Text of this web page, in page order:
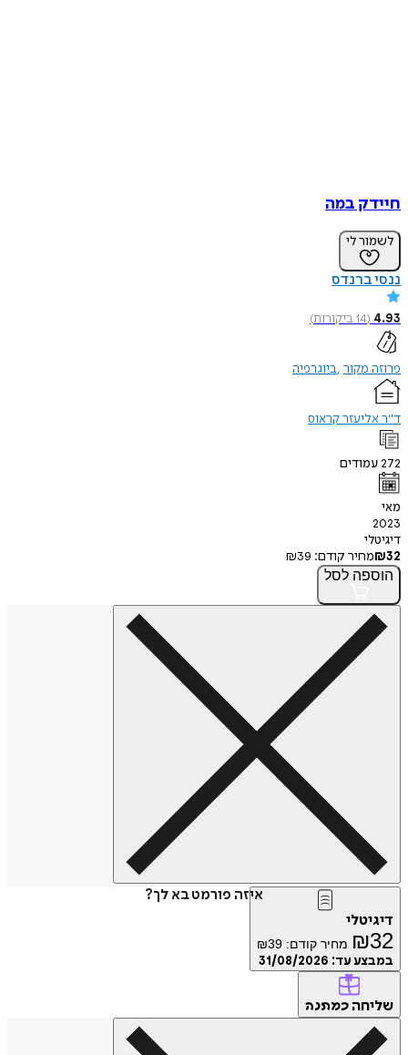
חיידק במה
לשמור לי
ננסי ברנדס
4.93
(
14ביקורות)
פרוזה מקור ביוגרפיה
ד"ר אליעזר קראוס
272עמודים
מאי
2023
דיגיטלי
₪32 מחיר קודם: ₪39
הוספה לסל
איזה פורמט בא לך?
דיגיטלי
₪32 מחיר קודם: ₪39
במבצע עד: 31/08/2026
שליחה כמתנה